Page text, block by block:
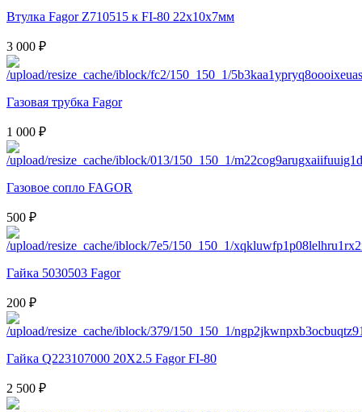
Втулка Fagor Z710515 к FI-80 22х10х7мм
3 000 ₽
Газовая трубка Fagor
1 000 ₽
Газовое сопло FAGOR
500 ₽
Гайка 5030503 Fagor
200 ₽
Гайка Q223107000 20X2.5 Fagor FI-80
2 500 ₽